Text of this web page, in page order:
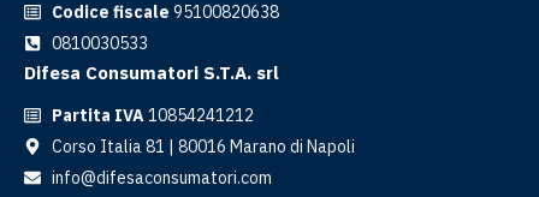
Codice fiscale 95100820638
0810030533
Difesa Consumatori S.T.A. srl
Partita IVA10854241212
Corso Italia 81 | 80016 Marano di Napoli
info@difesaconsumatori.com